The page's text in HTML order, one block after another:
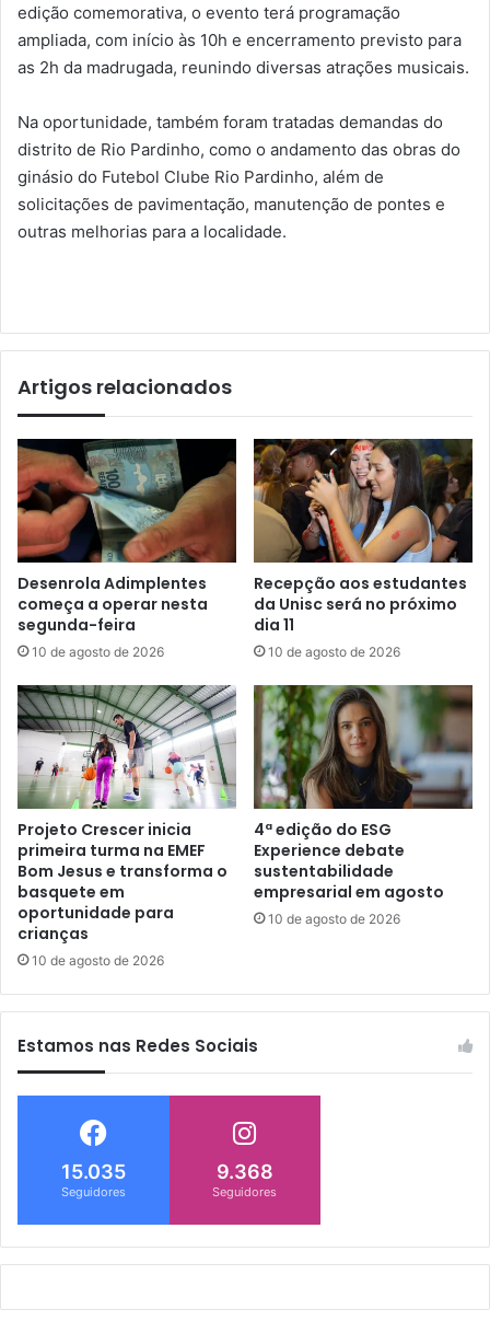
edição comemorativa, o evento terá programação
ampliada, com início às 10h e encerramento previsto para
as 2h da madrugada, reunindo diversas atrações musicais.
Na oportunidade, também foram tratadas demandas do
distrito de Rio Pardinho, como o andamento das obras do
ginásio do Futebol Clube Rio Pardinho, além de
solicitações de pavimentação, manutenção de pontes e
outras melhorias para a localidade.
Artigos relacionados
Desenrola Adimplentes
começa a operar nesta
segunda-feira
10 de agosto de 2026
Recepção aos estudantes
da Unisc será no próximo
dia 11
10 de agosto de 2026
Projeto Crescer inicia
primeira turma na EMEF
Bom Jesus e transforma o
basquete em
oportunidade para
crianças
10 de agosto de 2026
4ª edição do ESG
Experience debate
sustentabilidade
empresarial em agosto
10 de agosto de 2026
Estamos nas Redes Sociais
15.035
Seguidores
9.368
Seguidores